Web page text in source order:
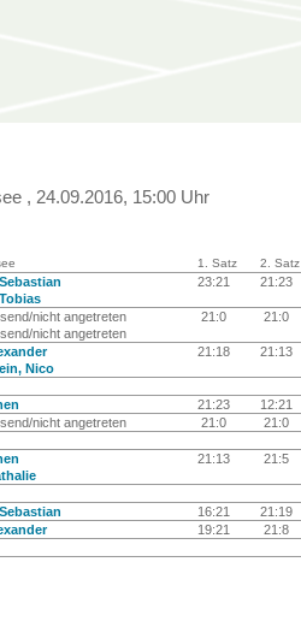
, 24.09.2016, 15:00 Uhr
1. Satz 2. Satz
23:21 21:23
nicht angetreten
nicht angetreten
21:0 21:0
Nico
21:18 21:13
21:23 12:21
nicht angetreten 21:0 21:0
21:13 21:5
16:21 21:19
19:21 21:8